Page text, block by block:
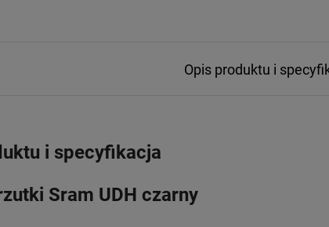
Opis produktu i
i specyfikacja
Sram UDH czarny